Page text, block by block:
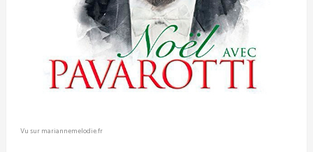
Vu sur mariannemelodie.fr